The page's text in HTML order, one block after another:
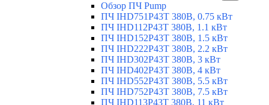
Обзор ПЧ Pump
ПЧ IHD751P43T 380В, 0.75 кВт
ПЧ IHD112P43T 380В, 1.1 кВт
ПЧ IHD152P43T 380В, 1.5 кВт
ПЧ IHD222P43T 380В, 2.2 кВт
ПЧ IHD302P43T 380В, 3 кВт
ПЧ IHD402P43T 380В, 4 кВт
ПЧ IHD552P43T 380В, 5.5 кВт
ПЧ IHD752P43T 380В, 7.5 кВт
ПЧ IHD113P43T 380В, 11 кВт